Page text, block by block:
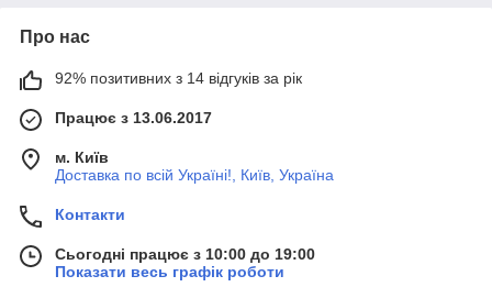
Про нас
92% позитивних з 14 відгуків за рік
Працює з 13.06.2017
м. Київ
Доставка по всій Україні!, Київ, Україна
Контакти
Сьогодні працює з 10:00 до 19:00
Показати весь графік роботи